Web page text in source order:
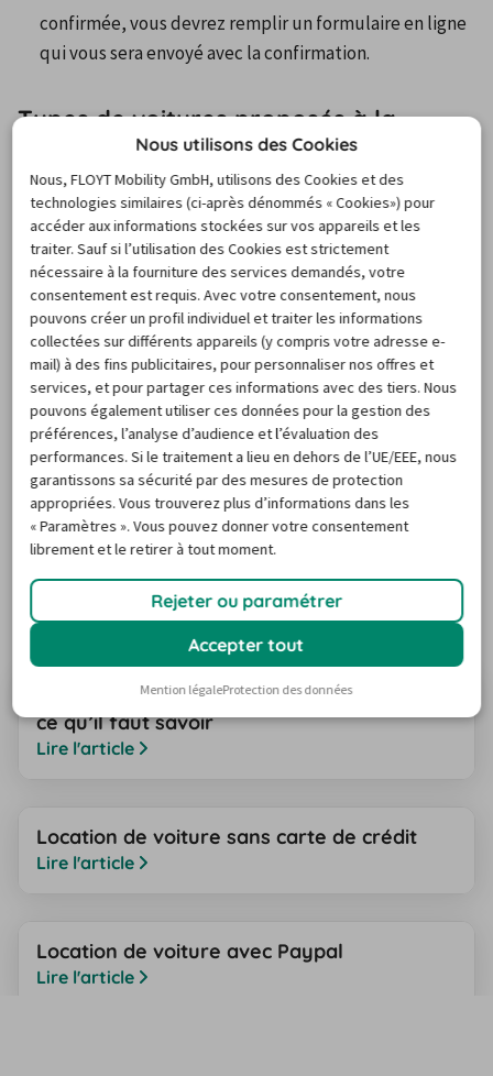
confirmée, vous devrez remplir un formulaire en ligne
qui vous sera envoyé avec la confirmation.
Types de voitures proposés à la
Parce qu'il est agréable de conduire une voiture adaptée
à ses besoin le temps d’un week-end ou lors de ses
vacances, les véhicules de location disponibles sans
dépôt de garanti vous permettront de choisir parmi la
gamme mini, économique, familiale, berline routière, 4x4
SUV ou minibus pour les familles nombreuses ou les
déplacements entre amis. Comme avec n’importe quelle
location de voiture, vous pourrez réserver auprès des
loueurs des options comme des sièges-bébé,
rehausseurs ou encore systèmes de navigation GPS afin
de ne manquer de rien lors de votre voyage.
TOUT SUR LE THÈME
Retrouvez ici tout sur les coûts, la
caution et le remboursement de
votre location.
Location de voiture avec un code promo :
ce qu’il faut savoir
Lire l'article
Location de voiture sans carte de crédit
Lire l'article
Location de voiture avec Paypal
Lire l'article
Nous utilisons des Cookies
Nous, FLOYT Mobility GmbH, utilisons des Cookies et des
technologies similaires (ci-après dénommés « Cookies») pour
accéder aux informations stockées sur vos appareils et les
traiter. Sauf si l’utilisation des Cookies est strictement
nécessaire à la fourniture des services demandés, votre
consentement est requis. Avec votre consentement, nous
pouvons créer un profil individuel et traiter les informations
collectées sur différents appareils (y compris votre adresse e-
mail) à des fins publicitaires, pour personnaliser nos offres et
services, et pour partager ces informations avec des tiers. Nous
pouvons également utiliser ces données pour la gestion des
préférences, l’analyse d’audience et l’évaluation des
performances. Si le traitement a lieu en dehors de l’UE/EEE, nous
garantissons sa sécurité par des mesures de protection
appropriées. Vous trouverez plus d’informations dans les
« Paramètres ». Vous pouvez donner votre consentement
librement et le retirer à tout moment.
Rejeter ou paramétrer
Accepter tout
Mention légaleProtection des données